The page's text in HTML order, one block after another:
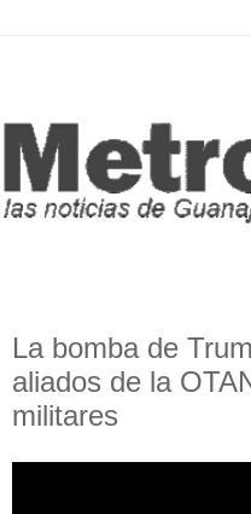
La bomba de
aliados de la
militares